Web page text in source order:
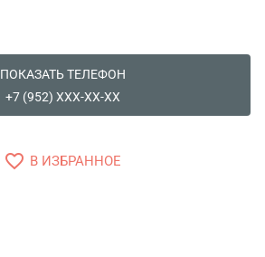
ПОКАЗАТЬ ТЕЛЕФОН
+7 (952) XXX-XX-XX
favorite_border В ИЗБРАННОЕ